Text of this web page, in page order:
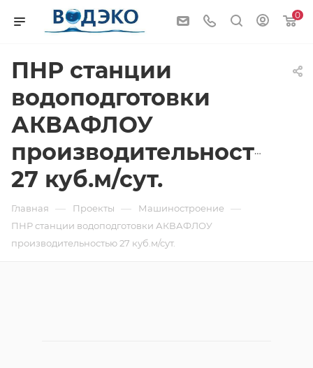
0
ПНР станции
водоподготовки
АКВАФЛОУ
производительностью
27 куб.м/сут.
Главная — Проекты — Машиностроение —
ПНР станции водоподготовки АКВАФЛОУ
производительностью 27 куб.м/сут.